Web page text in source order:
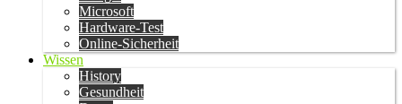
Microsoft
Hardware-Test
Online-Sicherheit
Wissen
History
Gesundheit